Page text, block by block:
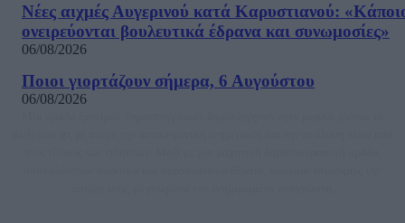
Νέες αιχμές Αυγερινού κατά Καρυστιανού:
ονειρεύονται βουλευτικά έδρανα και συνωμοσίες»
06/08/2026
Ποιοι γιορτάζουν σήμερα, 6 Αυγούστου
06/08/2026